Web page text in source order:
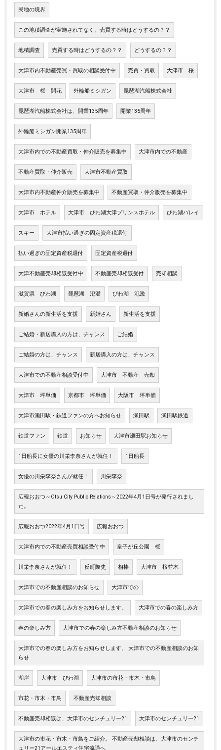
民地の境界
この地積調査が実施されてなく、売買する時はどうするの？？
地積調査 売買する時はどうするの？？ どうするの？？
大津市内不動産売買・買取の相談受付中 売買・買取 大津市 桜
大津市 桜 開花 外輪船ミシガン 琵琶湖汽船株式会社
琵琶湖汽船株式会社は、開業135周年 開業135周年
外輪船ミシガン開業135周年
大津市内での不動産買取・仲介販売を募集中 大津市内での不動産
不動産買取・仲介販売 大津市不動産買取
大津市内不動産仲介販売を募集中 不動産買取・仲介販売を募集中
大津市 ホテル 大津市 びわ湖大津プリンスホテル びわ湖バレイ
スキー 大津市払い過ぎの固定資産税還付
払い過ぎの固定資産税還付 固定資産税還付
大津不動産売却相談受付中 不動産売却相談受付 売却相談
滋賀県 びわ湖 琵琶湖 氾濫 びわ湖 氾濫
新婚さんの新生活を支援 新婚さん 新生活を支援
ご結婚・新居購入の方は、チャンス ご結婚
ご結婚の方は、チャンス 新居購入の方は、チャンス
大津市での不動産相談受付中 大津市 不動産 売却
大津市 坪単価 京都市 坪単価 大阪市 坪単価
大津市瀬田駅・鉄道ファンの方へお知らせ 瀬田駅 瀬田駅鉄道
鉄道ファン 鉄道 お知らせ 大津市瀬田駅お知らせ
1日船長に女優の川栄李奈さんが就任！ 1日船長
女優の川栄李奈さんが就任！ 川栄李奈
広報おおつ～Otsu City Public Relations～2022年4月1日号が発行されまし
た。
広報おおつ2022年4月1日号 広報おおつ
大津市内での不動産売買相談受付中 皇子が丘公園 桜
川栄李奈さんが就任！ 反町隆史 相棒 大津市 桜並木
大津市での不動産相談のお知らせ 大津市での
大津市での春の楽しみ方をお知らせします。 大津市での春の楽しみ方
春の楽しみ方 大津市での春の楽しみ方不動産相談のお知らせ
大津市での春の楽しみ方をお知らせします。 大津市での不動産相談のお知
らせ
湖岸 大津市 びわ湖 大津市の市花・市木・市鳥
市花・市木・市鳥 不動産売却相談
不動産売却相談は、大津市のセンチュリー21 大津市のセンチュリー21
大津市の市花・市木・市鳥をご紹介。 不動産売却相談は、大津市のセンチ
ュリー21アールエスティ住宅流通へ